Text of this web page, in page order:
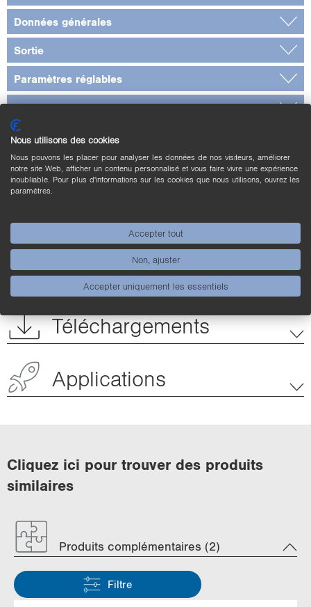
Données générales
Sortie
Paramètres réglables
Normes et certificats
* vérifié par wenglor
Schéma de raccordement
Produits complémentaires
Téléchargements
Applications
Cliquez ici pour trouver des produits
similaires
Produits complémentaires (2)
Filtre
Nous utilisons des cookies
Nous pouvons les placer pour analyser les données de nos visiteurs, améliorer
notre site Web, afficher un contenu personnalisé et vous faire vivre une expérience
inoubliable. Pour plus d'informations sur les cookies que nous utilisons, ouvrez les
paramètres.
Accepter tout
Non, ajuster
Accepter uniquement les essentiels